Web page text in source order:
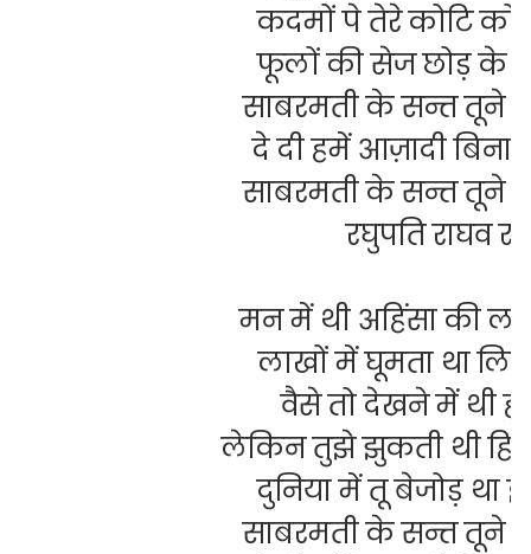
कदमों पे तेरे कोटि
फूलों की सेज छोड़ के
साबरमती के सन्त तूने
दे दी हमें आज़ादी बिना
साबरमती के सन्त तूने
रघुपति राघव
मन में थी अहिंसा की
लाखों में घूमता था
वैसे तो देखने में थी
लेकिन तुझे झुकती थी
दुनिया में तू बेजोड़ था
साबरमती के सन्त तूने